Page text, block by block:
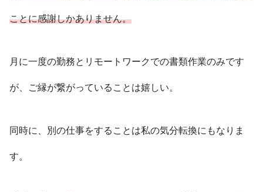
ことに感謝しかありません。
月に一度の勤務とリモートワークでの書類作業のみです
が、ご縁が繋がっていることは嬉しい。
同時に、別の仕事をすることは私の気分転換にもなりま
す。